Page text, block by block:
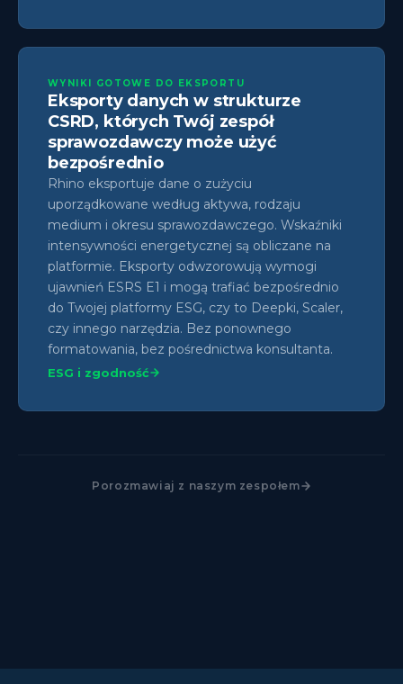
WYNIKI GOTOWE DO EKSPORTU
Eksporty danych w strukturze
CSRD, których Twój zespół
sprawozdawczy może użyć
bezpośrednio
Rhino eksportuje dane o zużyciu
uporządkowane według aktywa, rodzaju
medium i okresu sprawozdawczego. Wskaźniki
intensywności energetycznej są obliczane na
platformie. Eksporty odwzorowują wymogi
ujawnień ESRS E1 i mogą trafiać bezpośrednio
do Twojej platformy ESG, czy to Deepki, Scaler,
czy innego narzędzia. Bez ponownego
formatowania, bez pośrednictwa konsultanta.
ESG i zgodność
Porozmawiaj z naszym zespołem